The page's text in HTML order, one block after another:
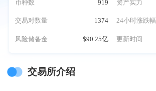
币种数 919 资产实力
交易对数量 1374 24小时涨跌幅
风险储备金 $90.25亿 更新时间
交易所介绍